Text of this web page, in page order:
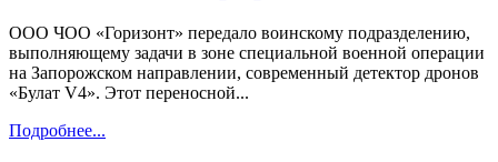
ООО ЧОО «Горизонт» передало воинскому подразделению,
выполняющему задачи в зоне специальной военной операции
на Запорожском направлении, современный детектор дронов
«Булат V4». Этот переносной...
Подробнее...